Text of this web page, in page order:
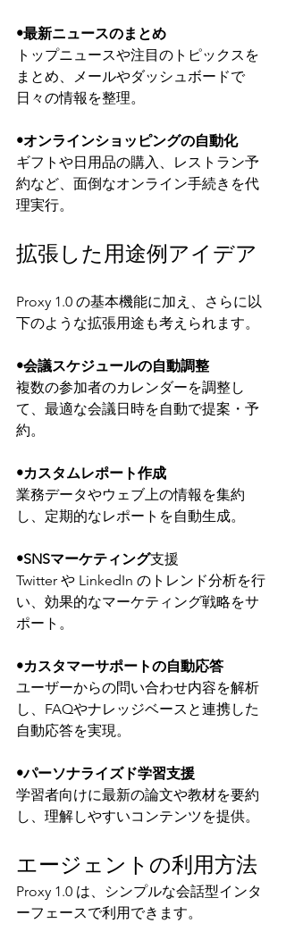
•最新ニュースのまとめ
トップニュースや注目のトピックスを
まとめ、メールやダッシュボードで
日々の情報を整理。
•オンラインショッピングの自動化
ギフトや日用品の購入、レストラン予
約など、面倒なオンライン手続きを代
理実行。
拡張した用途例アイデア
Proxy 1.0 の基本機能に加え、さらに以
下のような拡張用途も考えられます。
•会議スケジュールの自動調整
複数の参加者のカレンダーを調整し
て、最適な会議日時を自動で提案・予
約。
•カスタムレポート作成
業務データやウェブ上の情報を集約
し、定期的なレポートを自動生成。
•SNSマーケティング支援
Twitter や LinkedIn のトレンド分析を行
い、効果的なマーケティング戦略をサ
ポート。
•カスタマーサポートの自動応答
ユーザーからの問い合わせ内容を解析
し、FAQやナレッジベースと連携した
自動応答を実現。
•パーソナライズド学習支援
学習者向けに最新の論文や教材を要約
し、理解しやすいコンテンツを提供。
エージェントの利用方法
Proxy 1.0 は、シンプルな会話型インタ
ーフェースで利用できます。